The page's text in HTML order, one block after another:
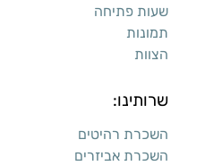
שעות פתיחה
תמונות
הצוות
שרותינו:
השכרת רהיטים
השכרת אביזרים